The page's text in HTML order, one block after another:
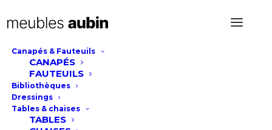
Canapés & Fauteuils
CANAPÉS
FAUTEUILS
Bibliothèques
Dressings
Tables & chaises
TABLES
Meuble TV Cenve